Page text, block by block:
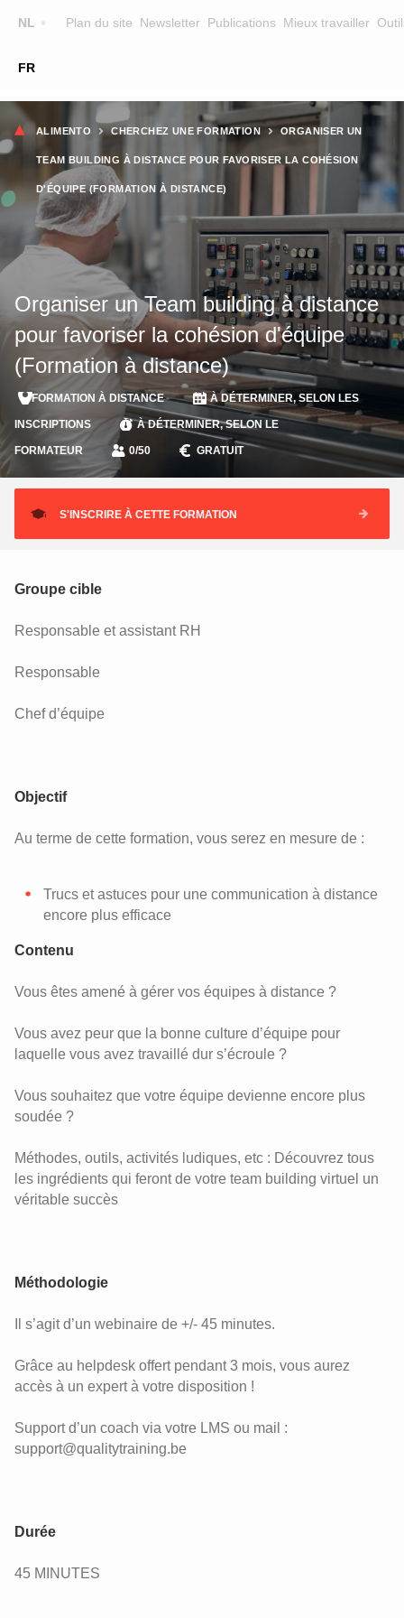
NL
FR
Plan du site Newsletter Publications Mieux travailler
Main
navigation
FORMATION
FORMATEURS
SUR ALIMENTO
EQUIPE
CONTACT
CHERCHER UNE FORMATION
Fil
d'Ariane
ALIMENTO CHERCHEZ UNE FORMATION ORGANISER UN
TEAM BUILDING À DISTANCE POUR FAVORISER LA COHÉSION
D'ÉQUIPE (FORMATION À DISTANCE)
Organiser un Team building à distance
pour favoriser la cohésion d'équipe
(Formation à distance)
FORMATION À DISTANCE À DÉTERMINER, SELON LES
INSCRIPTIONS À DÉTERMINER, SELON LE
FORMATEUR 0/50 GRATUIT
S'INSCRIRE À CETTE FORMATION
Groupe cible
Responsable et assistant RH
Responsable
Chef d’équipe
Objectif
Au terme de cette formation, vous serez en mesure de :
Trucs et astuces pour une communication à distance
encore plus efficace
Contenu
Vous êtes amené à gérer vos équipes à distance ?
Vous avez peur que la bonne culture d’équipe pour
laquelle vous avez travaillé dur s’écroule ?
Vous souhaitez que votre équipe devienne encore plus
soudée ?
Méthodes, outils, activités ludiques, etc : Découvrez tous
les ingrédients qui feront de votre team building virtuel un
véritable succès
Méthodologie
Il s’agit d’un webinaire de +/- 45 minutes.
Grâce au helpdesk offert pendant 3 mois, vous aurez
accès à un expert à votre disposition !
Support d’un coach via votre LMS ou mail :
support@qualitytraining.be
Durée
45 MINUTES